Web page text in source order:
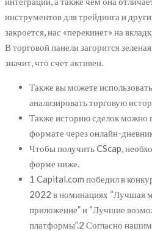
инструментов для трейдинга и
закроется, нас «перекинет» на
В торговой панели загорится
значит, что счет активен.
Также вы можете
анализировать торговую
Также историю сделок можно
формате через онлайн-
Чтобы получить CScap,
форме ниже.
1 Capital.com победил в
2022 в номинациях “Лучшая
приложение” и “Лучшие
платформы”.2 Согласно